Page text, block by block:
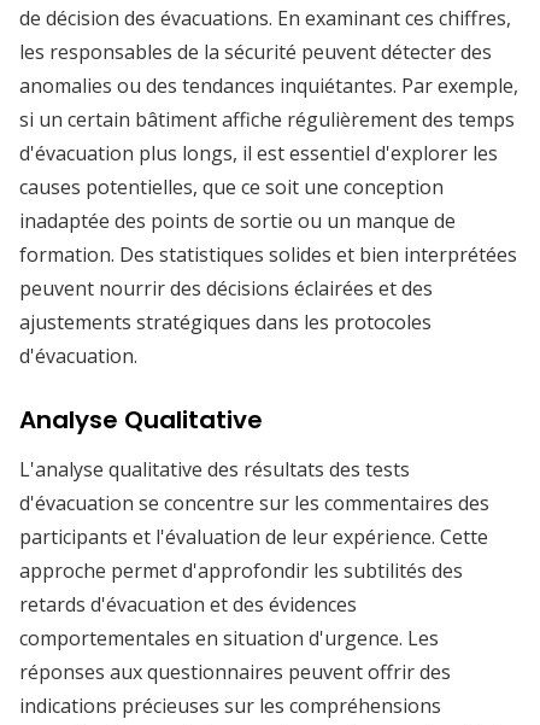
de décision des évacuations. En examinant ces chiffres,
les responsables de la sécurité peuvent détecter des
anomalies ou des tendances inquiétantes. Par exemple,
si un certain bâtiment affiche régulièrement des temps
d'évacuation plus longs, il est essentiel d'explorer les
causes potentielles, que ce soit une conception
inadaptée des points de sortie ou un manque de
formation. Des statistiques solides et bien interprétées
peuvent nourrir des décisions éclairées et des
ajustements stratégiques dans les protocoles
d'évacuation.
Analyse Qualitative
L'analyse qualitative des résultats des tests
d'évacuation se concentre sur les commentaires des
participants et l'évaluation de leur expérience. Cette
approche permet d'approfondir les subtilités des
retards d'évacuation et des évidences
comportementales en situation d'urgence. Les
réponses aux questionnaires peuvent offrir des
indications précieuses sur les compréhensions